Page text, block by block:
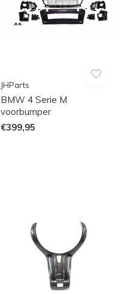
JHParts
BMW 4 Serie M
voorbumper
€399,95